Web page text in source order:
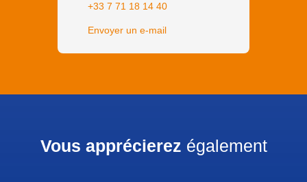
+33 7 71 18 14 40
Envoyer un e-mail
Vous apprécierez également